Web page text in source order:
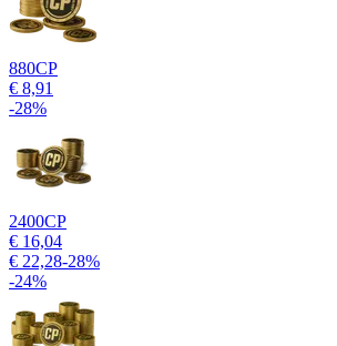
880CP
€ 8,91
-28%
2400CP
€ 16,04
€ 22,28-28%
-24%